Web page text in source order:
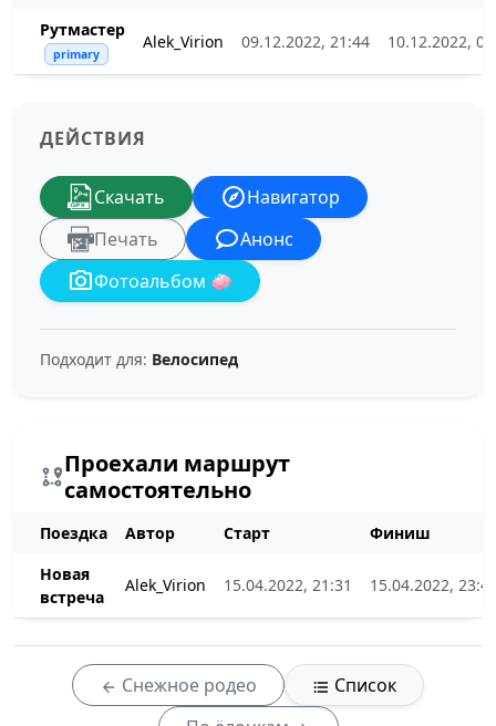
Рутмастер
primary
Alek_Virion 09.12.2022, 21:44 10.12.2022,
ДЕЙСТВИЯ
Скачать
Навигатор
Печать
Анонс
Фотоальбом 🧼
Подходит для: Велосипед
Проехали маршрут
самостоятельно
Поездка Автор Старт
Финиш
Новая
встреча
Alek_Virion 15.04.2022, 21:31 15.04.2022,
Снежное родео
Список